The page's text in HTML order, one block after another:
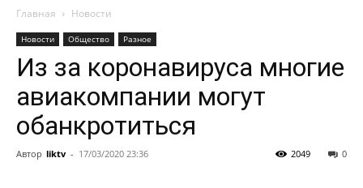
Главная Новости
Новости Общество Разное
Из за коронавируса многие
авиакомпании могут
обанкротиться
Автор liktv - 17/03/2020 23:36 0
2049